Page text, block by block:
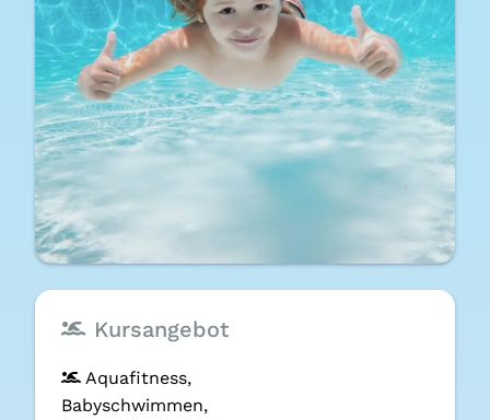
Kursangebot
Aquafitness,
Baby­schwimmen,